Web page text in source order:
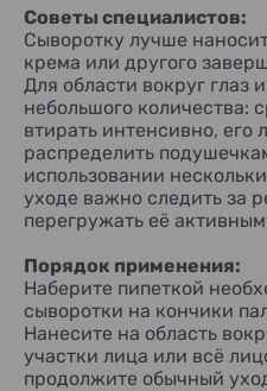
низкой температуры, прямых
использования плотно
Почему выбирают её:
Pure Beau Essence интересна
многоступенчатая формула,
сыворотка с
минималистичным составом.
ежедневный уход, подходит
нанесения и выпускается в
флаконе с пипеткой.
Советы специалистов:
Сыворотку лучше
крема или другого
Для области вокруг глаз
небольшого количества:
втирать интенсивно, его
распределить
использовании
уходе важно следить за
перегружать её
Порядок применения:
Наберите пипеткой
сыворотки на кончики
Нанесите на область
участки лица или всё
продолжите обычный